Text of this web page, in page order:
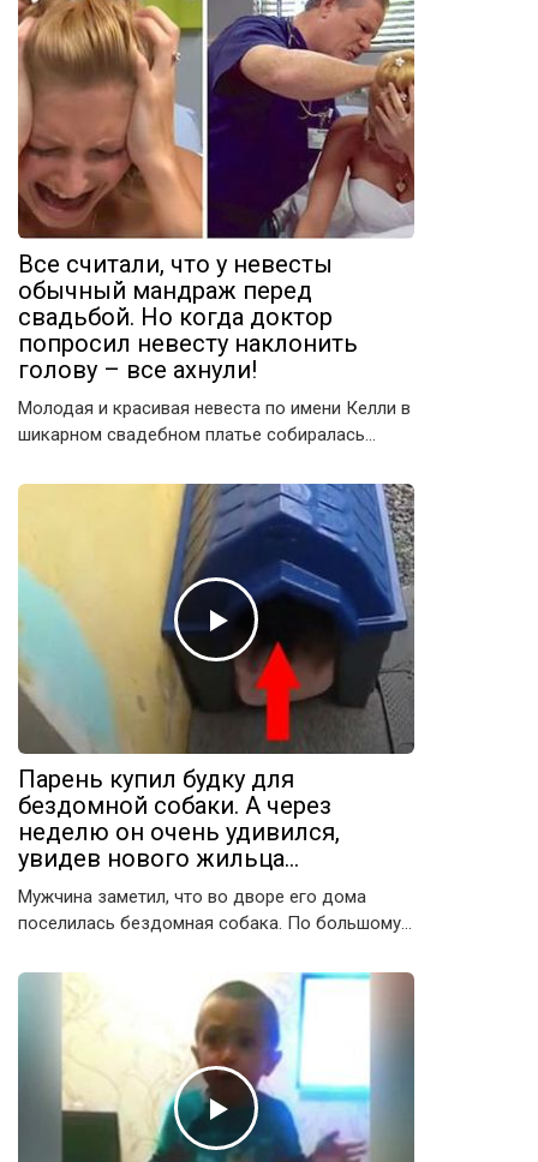
Все считали, что у невесты
обычный мандраж перед
свадьбой. Но когда доктор
попросил невесту наклонить
голову – все ахнули!
Молодая и красивая невеста по имени Келли в
шикарном свадебном платье собиралась…
Парень купил будку для
бездомной собаки. А через
неделю он очень удивился,
увидев нового жильца…
Мужчина заметил, что во дворе его дома
поселилась бездомная собака. По большому…